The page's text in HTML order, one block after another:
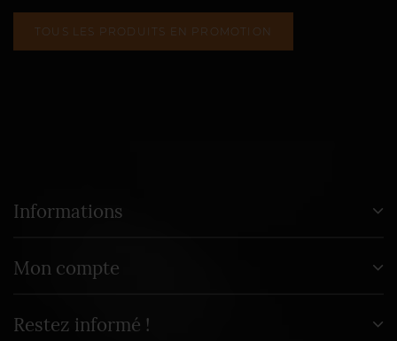
TOUS LES PRODUITS EN PROMOTION
Informations
Mon compte
Restez informé !